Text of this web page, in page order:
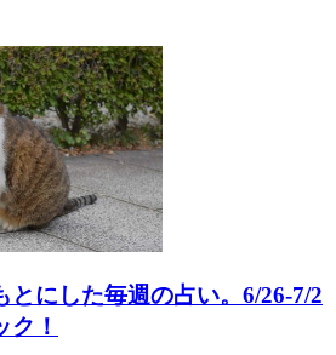
とにした毎週の占い。6/26-7/2
ク！